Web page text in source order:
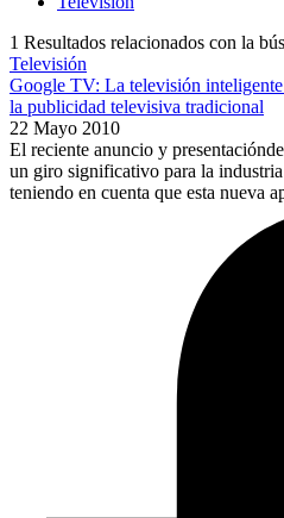
1 Resultados relacionados con la
Televisión
Google TV: La televisión
la publicidad televisiva tradicional
22 Mayo 2010
El reciente anuncio y
un giro significativo para la
teniendo en cuenta que esta nueva